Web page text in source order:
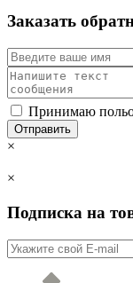
Заказать
Принимаю
Отправить
×
×
Подписка на